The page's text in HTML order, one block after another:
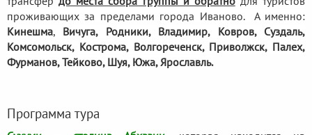
проживающих за пределами города Иваново. А именно:
Кинешма, Вичуга, Родники, Владимир, Ковров, Суздаль,
Комсомольск, Кострома, Волгореченск, Приволжск, Палех,
Фурманов, Тейково, Шуя, Южа, Ярославль.
Программа тура